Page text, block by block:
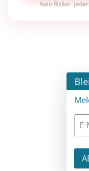
Kein Risiko ·